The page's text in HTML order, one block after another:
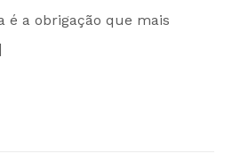
é a obrigação que mais